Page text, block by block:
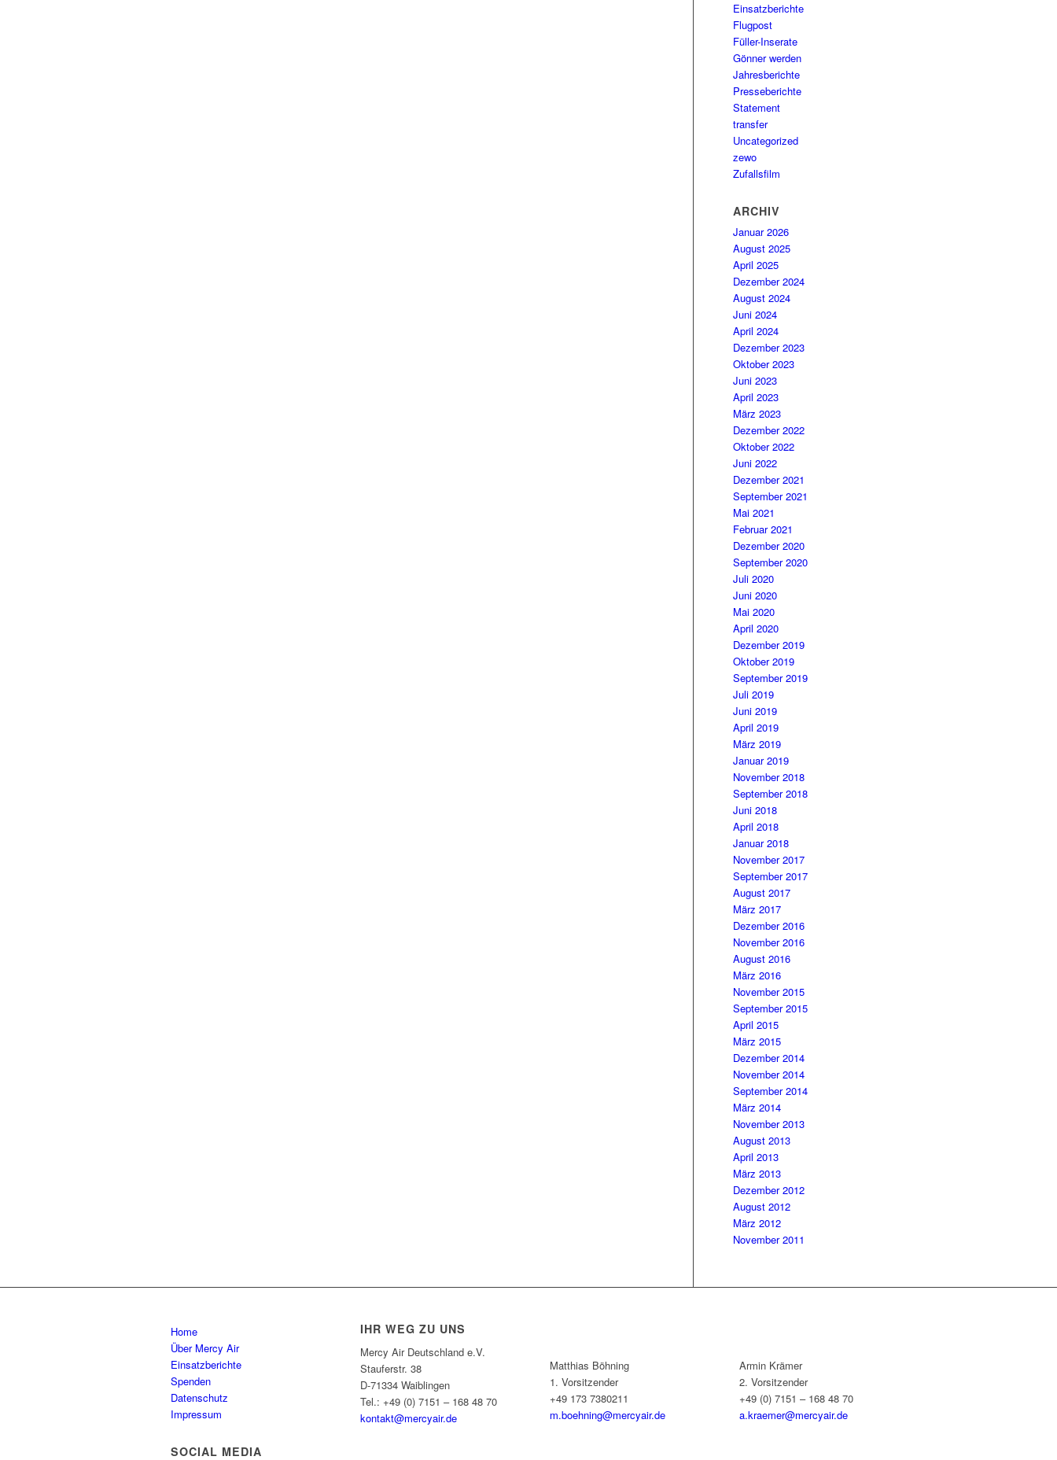
Einsatzberichte
Flugpost
Füller-Inserate
Gönner werden
Jahresberichte
Presseberichte
Statement
transfer
Uncategorized
zewo
Zufallsfilm
ARCHIV
Januar 2026
August 2025
April 2025
Dezember 2024
August 2024
Juni 2024
April 2024
Dezember 2023
Oktober 2023
Juni 2023
April 2023
März 2023
Dezember 2022
Oktober 2022
Juni 2022
Dezember 2021
September 2021
Mai 2021
Februar 2021
Dezember 2020
September 2020
Juli 2020
Juni 2020
Mai 2020
April 2020
Dezember 2019
Oktober 2019
September 2019
Juli 2019
Juni 2019
April 2019
März 2019
Januar 2019
November 2018
September 2018
Juni 2018
April 2018
Januar 2018
November 2017
September 2017
August 2017
März 2017
Dezember 2016
November 2016
August 2016
März 2016
November 2015
September 2015
April 2015
März 2015
Dezember 2014
November 2014
September 2014
März 2014
November 2013
August 2013
April 2013
März 2013
Dezember 2012
August 2012
März 2012
November 2011
Home
Über Mercy Air
Einsatzberichte
Spenden
Datenschutz
Impressum
SOCIAL MEDIA
IHR WEG ZU UNS
Mercy Air Deutschland e.V.
Stauferstr. 38
D-71334 Waiblingen
Tel.: +49 (0) 7151 – 168 48 70
kontakt@mercyair.de
Matthias Böhning
1. Vorsitzender
+49 173 7380211
m.boehning@mercyair.de
Armin Krämer
2. Vorsitzender
+49 (0) 7151 – 168 48 70
a.kraemer@mercyair.de